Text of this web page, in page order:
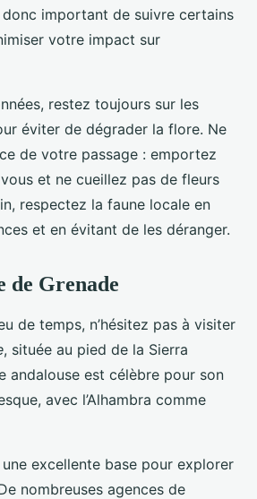
important de suivre certains
votre impact sur
restez toujours sur les
éviter de dégrader la flore. Ne
de votre passage : emportez
et ne cueillez pas de fleurs
respectez la faune locale en
et en évitant de les déranger.
Grenade
de temps, n’hésitez pas à visiter
, située au pied de la Sierra
andalouse est célèbre pour son
avec l’Alhambra comme
excellente base pour explorer
nombreuses agences de